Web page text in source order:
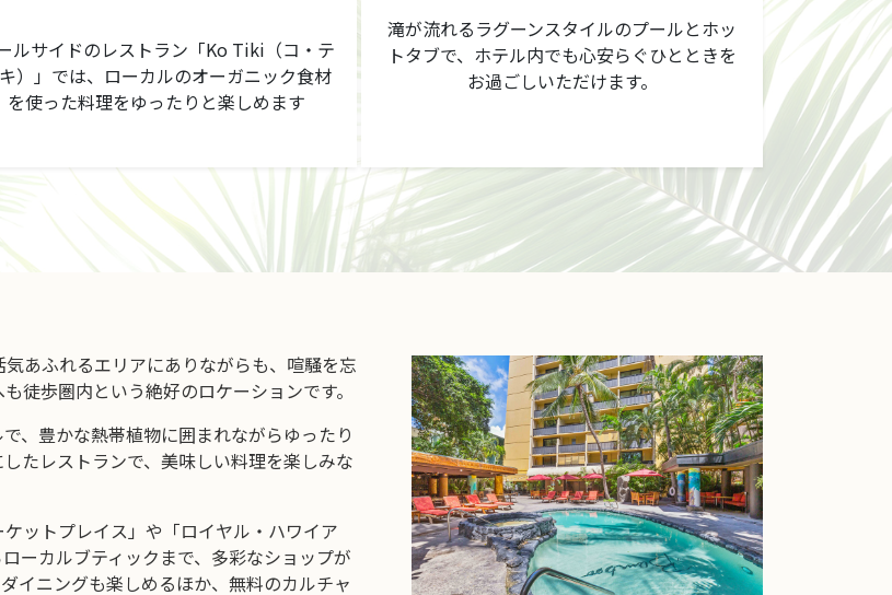
ルサイドのレストラン「Ko Tiki（コ・テ
）」では、ローカルのオーガニック食材
を使った料理をゆったりと楽しめます
滝が流れるラグーンスタイルのプールとホッ
トタブで、ホテル内でも心安らぐひとときを
お過ごしいただけます。
あふれるエリアにありながらも、喧騒を忘
徒歩圏内という絶好のロケーションです。
、豊かな熱帯植物に囲まれながらゆったり
たレストランで、美味しい料理を楽しみな
ットプレイス」や「ロイヤル・ハワイア
ーカルブティックまで、多彩なショップが
イニングも楽しめるほか、無料のカルチャ